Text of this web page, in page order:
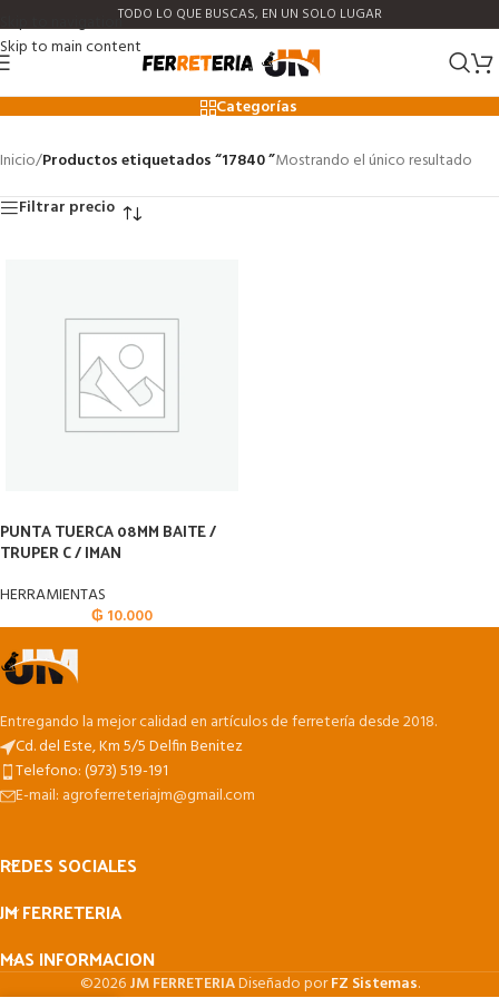
Skip to navigation
Skip to main content
TODO LO QUE BUSCAS, EN UN SOLO LUGAR
17840
Categorías
Inicio/Productos etiquetados “17840 ”Mostrando el único resultado
Filtrar precio
PUNTA TUERCA 08MM BAITE /
TRUPER C / IMAN
HERRAMIENTAS
₲ 10.000
Entregando la mejor calidad en artículos de ferretería desde 2018.
Cd. del Este, Km 5/5 Delfin Benitez
Telefono: (973) 519-191
E-mail: agroferreteriajm@gmail.com
REDES SOCIALES
JM FERRETERIA
MAS INFORMACION
©2026JM FERRETERIADiseñado porFZ Sistemas.